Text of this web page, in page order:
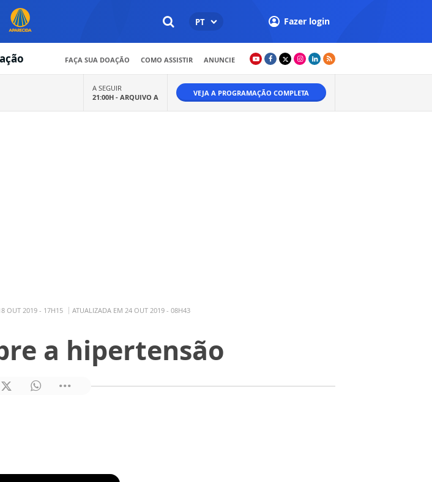
PT Fazer login
FAÇA SUA DOAÇÃO COMO ASSISTIR ANUNCIE
A SEGUIR
21:00H - ARQUIVO A VEJA A PROGRAMAÇÃO COMPLETA
OUT 2019 - 17H15 ATUALIZADA EM 24 OUT 2019 - 08H43
a hipertensão